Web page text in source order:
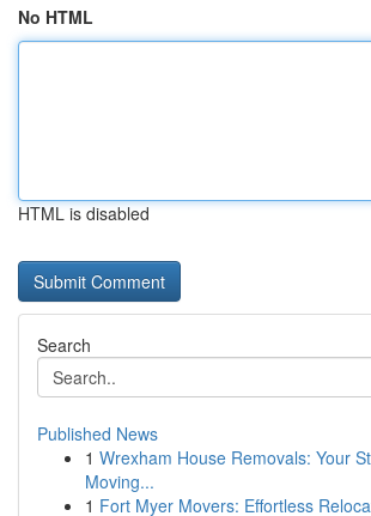
No HTML
HTML is disabled
Search
Published News
1 Wrexham House Removals: Your
Moving...
1 Fort Myer Movers: Effortless